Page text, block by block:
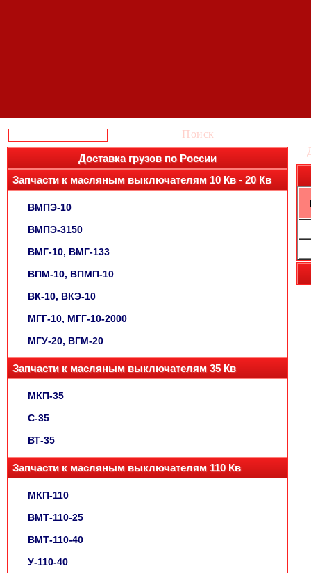
Поиск
Доставка грузов по России
Запчасти к масляным выключателям 10 Кв - 20 Кв
ВМПЭ-10
ВМПЭ-3150
ВМГ-10, ВМГ-133
ВПМ-10, ВПМП-10
ВК-10, ВКЭ-10
МГГ-10, МГГ-10-2000
МГУ-20, ВГМ-20
Запчасти к масляным выключателям 35 Кв
МКП-35
С-35
ВТ-35
Запчасти к масляным выключателям 110 Кв
МКП-110
ВМТ-110-25
ВМТ-110-40
У-110-40